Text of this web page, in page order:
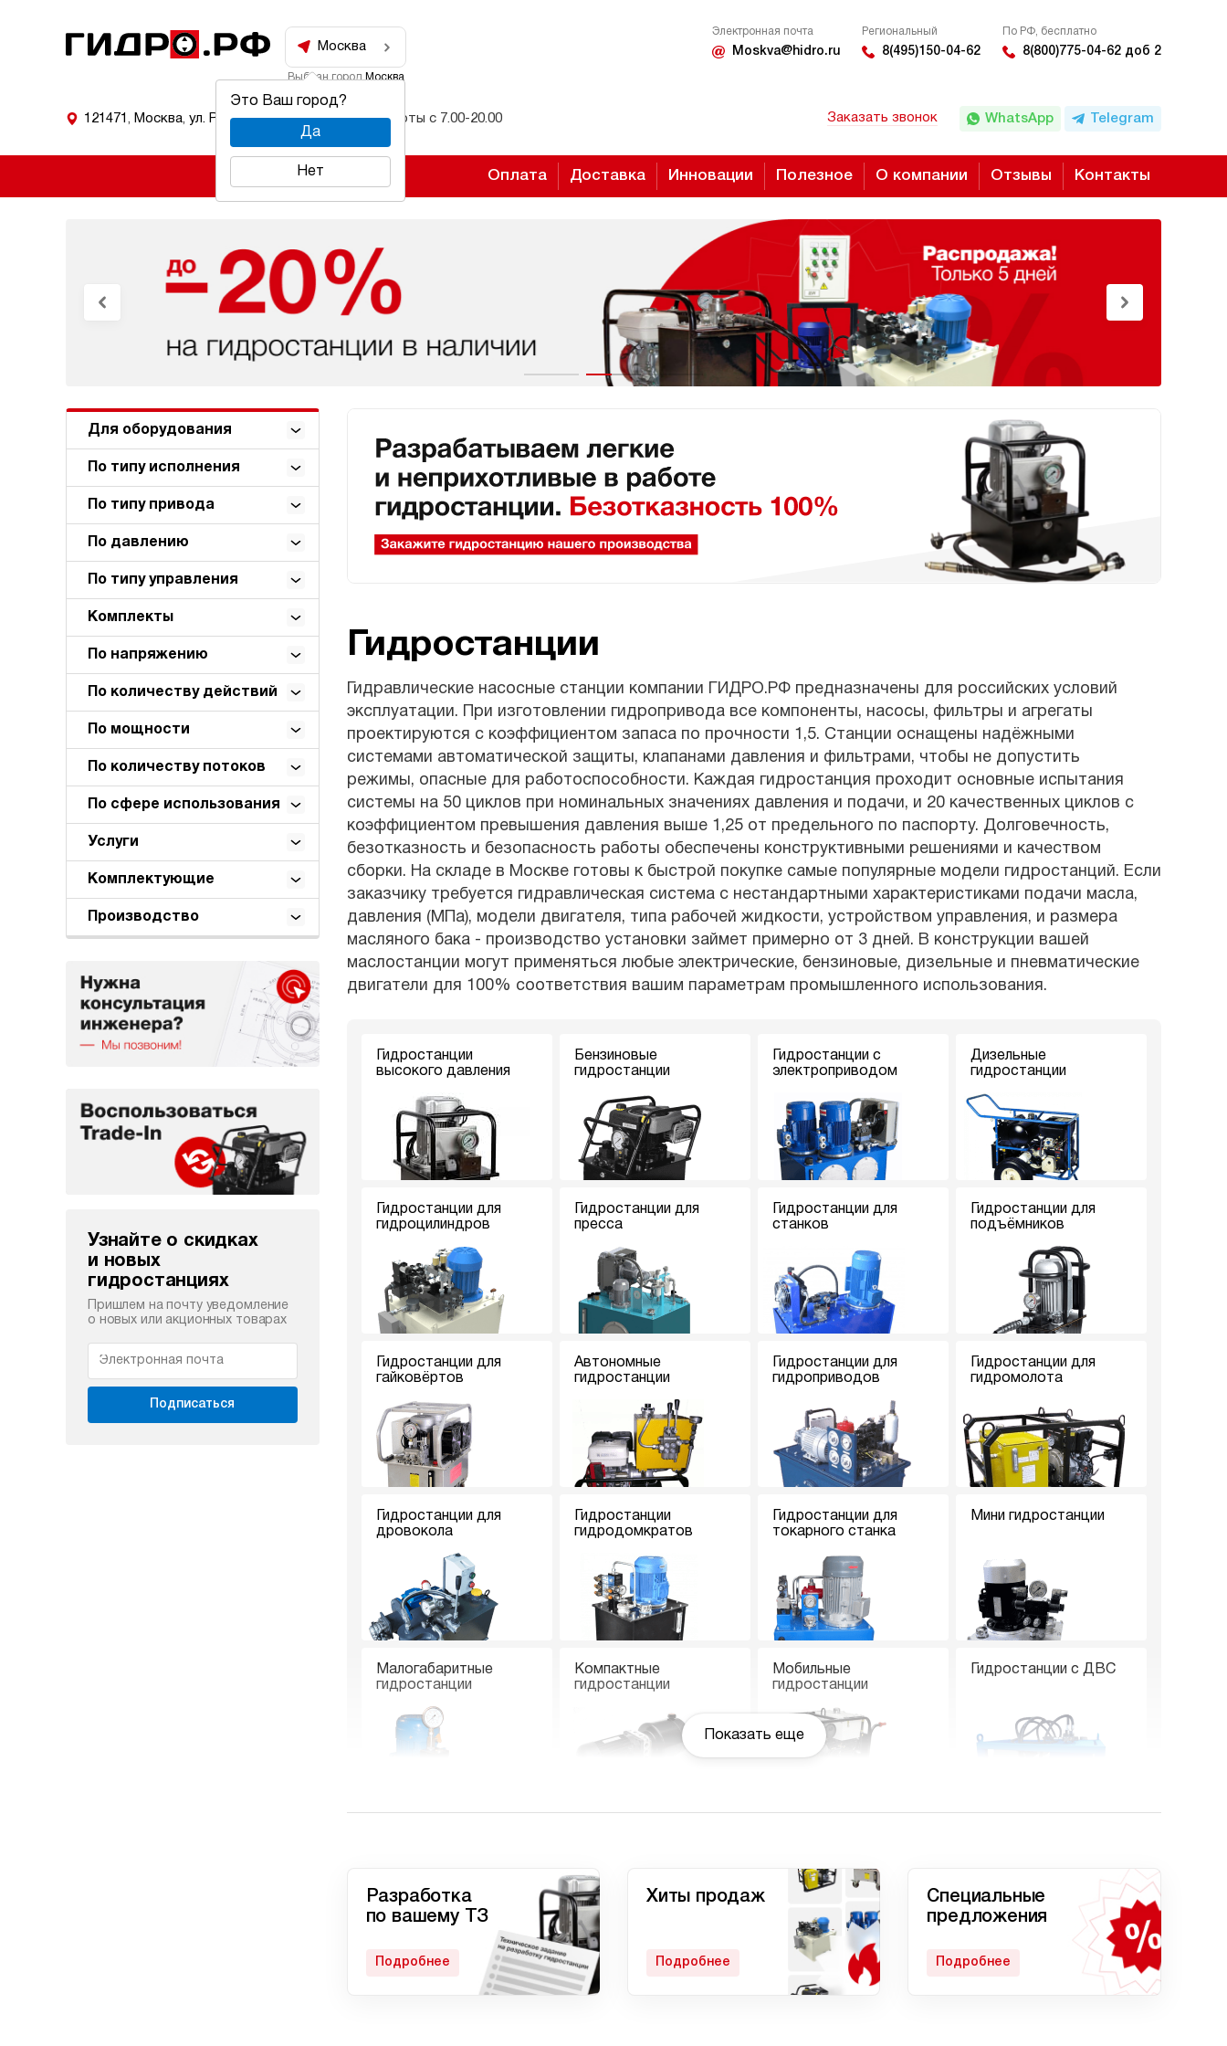
Москва
Это Ваш город?
Да
Нет
Выбран город Москва
Электронная почта
Moskva@hidro.ru
Региональный
8(495)150-04-62
По РФ, бесплатно
8(800)775-04-62 доб 2
121471 Москва ул. Рябиновая 53 Режим работы с 7.00-20.00 Заказать звонок WhatsApp Telegram
Оплата Доставка Инновации Полезное О компании Отзывы Контакты
Для оборудования
По типу исполнения
По типу привода
По давлению
По типу управления
Комплекты
По напряжению
По количеству действий
По мощности
По количеству потоков
По сфере использования
Услуги
Комплектующие
Производство
Узнайте о скидках
и новых
гидростанциях
Пришлем на почту уведомление
о новых или акционных товарах
Подписаться
Гидростанции
Гидравлические насосные станции компании ГИДРО.РФ предназначены для российских условий
эксплуатации. При изготовлении гидропривода все компоненты, насосы, фильтры и агрегаты
проектируются с коэффициентом запаса по прочности 1,5. Станции оснащены надёжными
системами автоматической защиты, клапанами давления и фильтрами, чтобы не допустить
режимы, опасные для работоспособности. Каждая гидростанция проходит основные испытания
системы на 50 циклов при номинальных значениях давления и подачи, и 20 качественных циклов с
коэффициентом превышения давления выше 1,25 от предельного по паспорту. Долговечность,
безотказность и безопасность работы обеспечены конструктивными решениями и качеством
сборки. На складе в Москве готовы к быстрой покупке самые популярные модели гидростанций. Если
заказчику требуется гидравлическая система с нестандартными характеристиками подачи масла,
давления (МПа), модели двигателя, типа рабочей жидкости, устройством управления, и размера
масляного бака - производство установки займет примерно от 3 дней. В конструкции вашей
маслостанции могут применяться любые электрические, бензиновые, дизельные и пневматические
двигатели для 100% соответствия вашим параметрам промышленного использования.
Гидростанции
высокого давления
Бензиновые
гидростанции
Гидростанции с
электроприводом
Дизельные
гидростанции
Гидростанции для
гидроцилиндров
Гидростанции для
пресса
Гидростанции для
станков
Гидростанции для
подъёмников
Гидростанции для
гайковёртов
Автономные
гидростанции
Гидростанции для
гидроприводов
Гидростанции для
гидромолота
Гидростанции для
дровокола
Гидростанции
гидродомкратов
Гидростанции для
токарного станка
Мини гидростанции
Малогабаритные
гидростанции
Компактные
гидростанции
Мобильные
гидростанции
Гидростанции с ДВС
Автоматические
Домкрат 100 тонн с
гидростанцией
Гидростанция
с домкратом
Показать еще
Разработка
по вашему ТЗ
Подробнее
Хиты продаж
Подробнее
Специальные
предложения
Подробнее